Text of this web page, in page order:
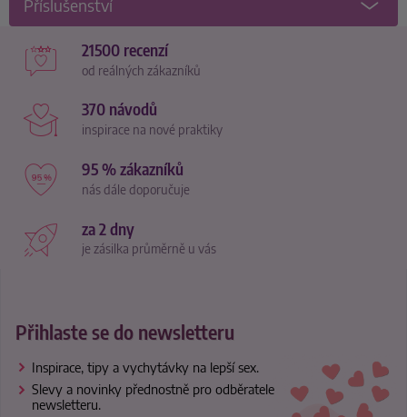
Příslušenství
21500 recenzí
od reálných zákazníků
370 návodů
inspirace na nové praktiky
95 % zákazníků
nás dále doporučuje
za 2 dny
je zásilka průměrně u vás
Přihlaste se do newsletteru
Inspirace, tipy a vychytávky na lepší sex.
Slevy a novinky přednostně pro odběratele
newsletteru.